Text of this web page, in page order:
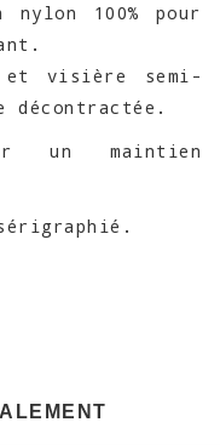
nylon 100% pour
visière semi-
décontractée.
un maintien